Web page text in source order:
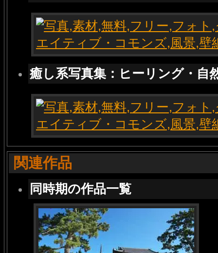
癒し系写真集：ヒーリング・自
関連作品
同時期の作品一覧